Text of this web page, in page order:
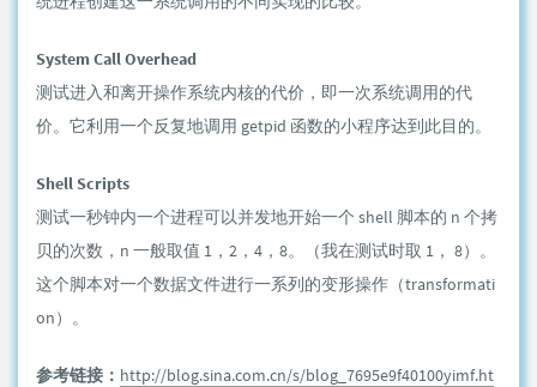
System Call Overhead
测试进入和离开操作系统内核的代价，即一次系统调用的代
价。它利用一个反复地调用 getpid 函数的小程序达到此目的。
Shell Scripts
测试一秒钟内一个进程可以并发地开始一个 shell 脚本的 n 个拷
贝的次数，n 一般取值 1，2，4，8。（我在测试时取 1， 8）。
这个脚本对一个数据文件进行一系列的变形操作（transformati
on）。
参考链接： http://blog.sina.com.cn/s/blog_7695e9f40100yimf.ht